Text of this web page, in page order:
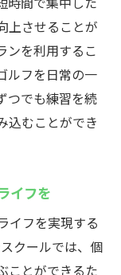
上させることが
ンを利用するこ
ルフを日常の一
つでも練習を続
込むことができ
イフを
イフを実現する
クールでは、個
ことができるた